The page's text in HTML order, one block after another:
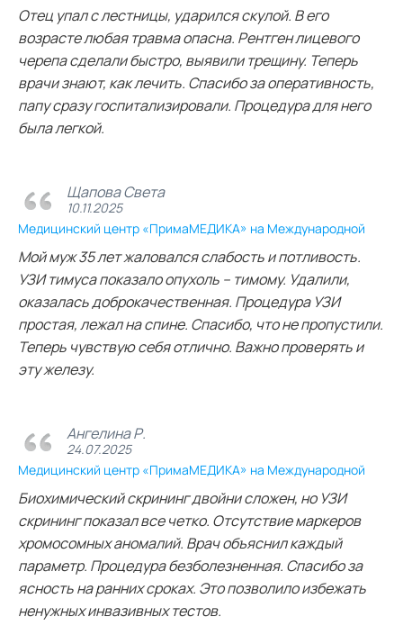
Отец упал с лестницы, ударился скулой. В его
возрасте любая травма опасна. Рентген лицевого
черепа сделали быстро, выявили трещину. Теперь
врачи знают, как лечить. Спасибо за оперативность,
папу сразу госпитализировали. Процедура для него
была легкой.
Щапова Света
10.11.2025
Медицинский центр «ПримаМЕДИКА» на Международной
Мой муж 35 лет жаловался слабость и потливость.
УЗИ тимуса показало опухоль – тимому. Удалили,
оказалась доброкачественная. Процедура УЗИ
простая, лежал на спине. Спасибо, что не пропустили.
Теперь чувствую себя отлично. Важно проверять и
эту железу.
Ангелина Р.
24.07.2025
Медицинский центр «ПримаМЕДИКА» на Международной
Биохимический скрининг двойни сложен, но УЗИ
скрининг показал все четко. Отсутствие маркеров
хромосомных аномалий. Врач объяснил каждый
параметр. Процедура безболезненная. Спасибо за
ясность на ранних сроках. Это позволило избежать
ненужных инвазивных тестов.